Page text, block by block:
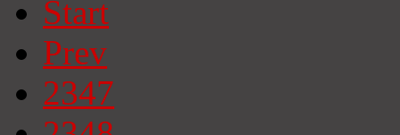
Start
Prev
2347